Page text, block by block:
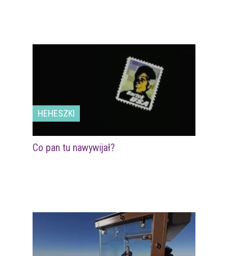
HEHESZKI
Co pan tu nawywijał?